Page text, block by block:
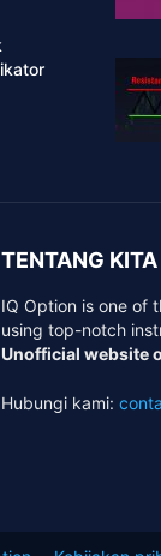
TENTANG KITA
IQ Option is one of
using top-notch
Unofficial website
Hubungi kami: